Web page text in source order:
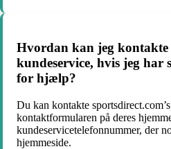
Hvordan kan jeg kontakte
kundeservice, hvis jeg har
for hjælp?
Du kan kontakte
kontaktformularen på deres
kundeservicetelefonnummer, der
hjemmeside.